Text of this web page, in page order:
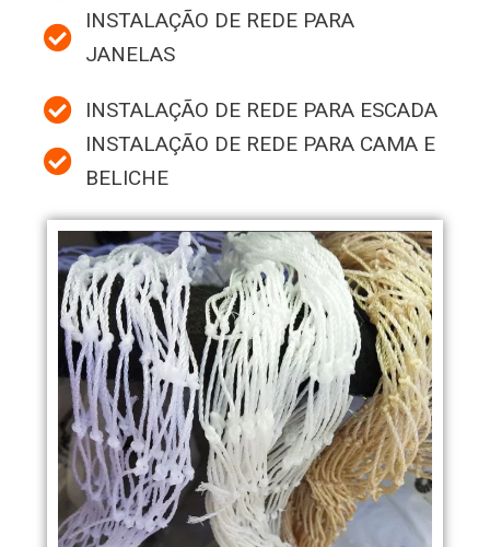
INSTALAÇÃO DE REDE PARA
JANELAS
INSTALAÇÃO DE REDE PARA ESCADA
INSTALAÇÃO DE REDE PARA CAMA E
BELICHE